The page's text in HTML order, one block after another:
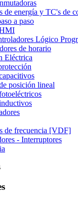
de energía y TC's de
a paso
Lógico
de horario
Eléctrica
posición lineal
de frecuencia [VDF]
- Interruptores